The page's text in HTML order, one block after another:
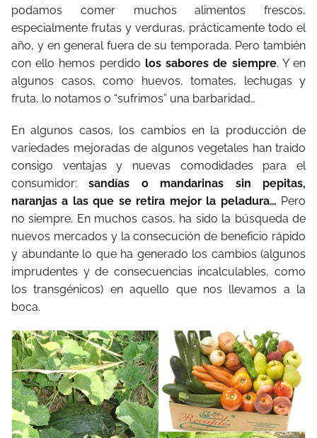
podamos comer muchos alimentos frescos,
especialmente frutas y verduras, prácticamente todo el
año, y en general fuera de su temporada. Pero también
con ello hemos perdido los sabores de siempre. Y en
algunos casos, como huevos, tomates, lechugas y
fruta, lo notamos o “sufrimos” una barbaridad…
En algunos casos, los cambios en la producción de
variedades mejoradas de algunos vegetales han traido
consigo ventajas y nuevas comodidades para el
consumidor:sandías o mandarinas sin pepitas,
naranjas a las que se retira mejor la peladura… Pero
no siempre. En muchos casos, ha sido la búsqueda de
nuevos mercados y la consecución de beneficio rápido
y abundante lo que ha generado los cambios (algunos
imprudentes y de consecuencias incalculables, como
los transgénicos) en aquello que nos llevamos a la
boca.